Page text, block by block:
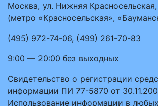
Москва, ул. Нижняя
(метро «Красносельская»,
(495) 972-74-06, (499) 261-70-83
9:00 — 20:00 без выходных
Свидетельство о регистрации
информации ПИ 77-5870 от
Использование информации в